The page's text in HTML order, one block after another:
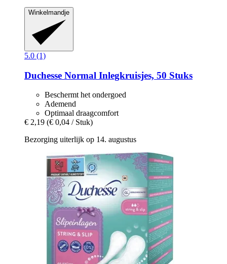
Winkelmandje
5.0 (1)
Duchesse Normal Inlegkruisjes, 50 Stuks
Beschermt het ondergoed
Ademend
Optimaal draagcomfort
€ 2,19 (€ 0,04 / Stuk)
Bezorging uiterlijk op 14. augustus